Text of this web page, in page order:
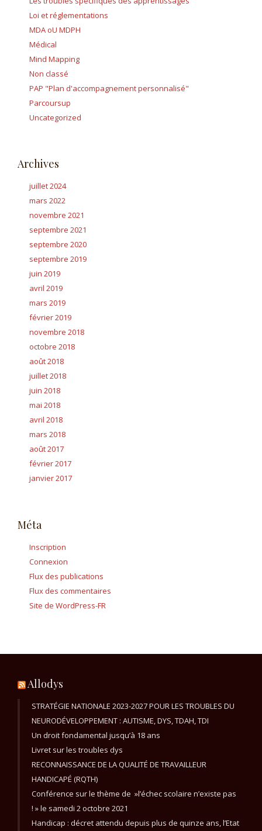
Loi et réglementations
MDA oU MDPH
Médical
Mind Mapping
Non classé
PAP "Plan d'accompagnement personnalisé"
Parcoursup
Uncategorized
Archives
juillet 2024
mars 2022
novembre 2021
septembre 2021
septembre 2020
septembre 2019
juin 2019
avril 2019
mars 2019
février 2019
novembre 2018
octobre 2018
août 2018
juillet 2018
juin 2018
mai 2018
avril 2018
mars 2018
août 2017
février 2017
janvier 2017
Méta
Inscription
Connexion
Flux des publications
Flux des commentaires
Site de WordPress-FR
Allodys
STRATÉGIE NATIONALE 2023-2027 POUR LES TROUBLES DU
NEURODÉVELOPPEMENT : AUTISME, DYS, TDAH, TDI
Un droit fondamental jusqu’à 18 ans
Livret sur les troubles dys
RECONNAISSANCE DE LA QUALITÉ DE TRAVAILLEUR
HANDICAPÉ (RQTH)
Conférence sur le thème de »l’échec scolaire n’existe pas
! » le samedi 2 octobre 2021
Handicap : décret attendu depuis plus de quinze ans, l’Etat